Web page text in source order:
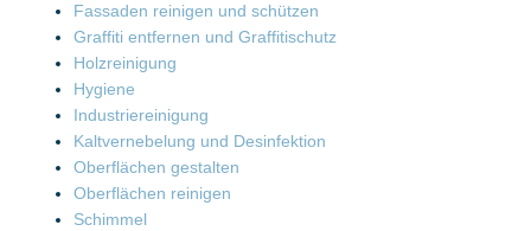
Fassaden reinigen und schützen
Graffiti entfernen und Graffitischutz
Holzreinigung
Hygiene
Industriereinigung
Kaltvernebelung und Desinfektion
Oberflächen gestalten
Oberflächen reinigen
Schimmel